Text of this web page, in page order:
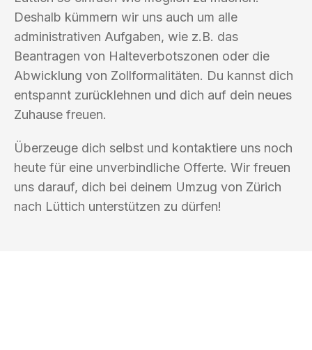
Deshalb kümmern wir uns auch um alle
administrativen Aufgaben, wie z.B. das
Beantragen von Halteverbotszonen oder die
Abwicklung von Zollformalitäten. Du kannst dich
entspannt zurücklehnen und dich auf dein neues
Zuhause freuen.
Überzeuge dich selbst und kontaktiere uns noch
heute für eine unverbindliche Offerte. Wir freuen
uns darauf, dich bei deinem Umzug von Zürich
nach Lüttich unterstützen zu dürfen!